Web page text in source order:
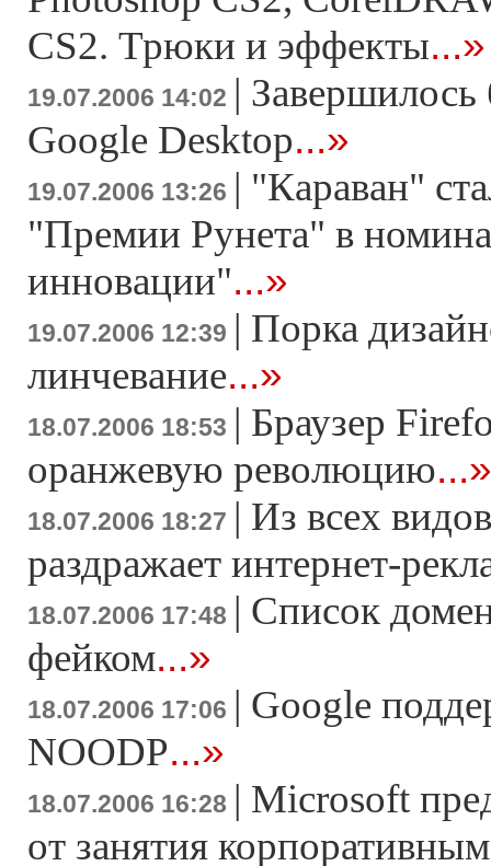
CS2. Трюки и эффекты...»
19.07.2006 14:02 | Завершилось
Google Desktop...»
19.07.2006 13:26 | "Караван"
"Премии Рунета" в
инновации"...»
19.07.2006 12:39 | Порка
линчевание...»
18.07.2006 18:53 | Браузер
оранжевую революцию...»
18.07.2006 18:27 | Из всех
раздражает интернет-
18.07.2006 17:48 | Список
фейком...»
18.07.2006 17:06 | Google
NOODP...»
18.07.2006 16:28 | Microsoft
от занятия